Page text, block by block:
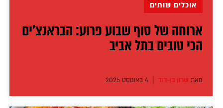
אוכלים שותים
ארוחה של סוף שבוע פרוע: הבראנצ'ים
הכי טובים בתל אביב
מאת שרון בן-דוד 4 באוגוסט 2025